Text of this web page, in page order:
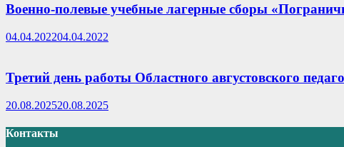
Военно-полевые учебные лагерные сборы
04.04.202204.04.2022
Третий день работы Областного августовского
20.08.202520.08.2025
Контакты